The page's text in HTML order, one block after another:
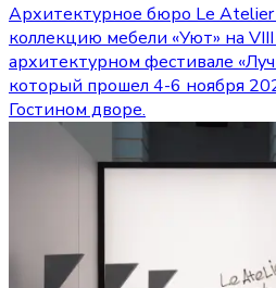
Архитектурное бюро Le Atelier
коллекцию мебели «Уют» на
архитектурном фестивале
который прошел 4-6 ноября
Гостином дворе.